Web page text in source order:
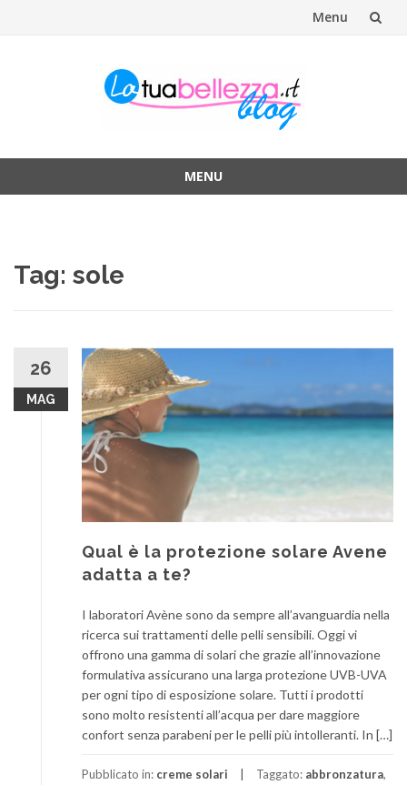
Menu
MENU
Tag: sole
26
MAG
Qual è la protezione solare Avene
adatta a te?
I laboratori Avène sono da sempre all’avanguardia nella
ricerca sui trattamenti delle pelli sensibili. Oggi vi
offrono una gamma di solari che grazie all’innovazione
formulativa assicurano una larga protezione UVB-UVA
per ogni tipo di esposizione solare. Tutti i prodotti
sono molto resistenti all’acqua per dare maggiore
confort senza parabeni per le pelli più intolleranti. In […]
Pubblicato in: creme solari Taggato: abbronzatura,